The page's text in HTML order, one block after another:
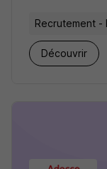
Recrutement -
Découvrir